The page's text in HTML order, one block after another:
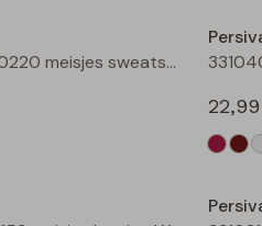
3310403 W20220 meisjes sweatshirt Wijnrood
22,99